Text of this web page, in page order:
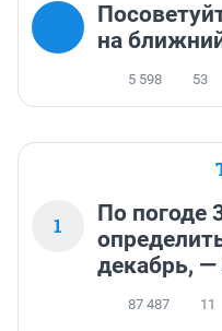
на
5 598 53
1
По погоде
декабрь,
87 487 11